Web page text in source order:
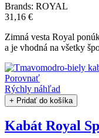
Brands: ROYAL
31,16 €
Zimná vesta Royal
a je vhodná na všetky
Porovnať
Rýchly náhľad
+ Pridať do košíka
Kabát Royal